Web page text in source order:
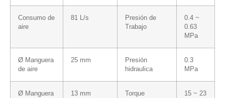
Consumo de
aire
81 L/s
Presión de
Trabajo
0.4 ~
0.63
MPa
Ø Manguera
de aire
25 mm
Presión
hidraulica
0.3
MPa
Ø Manguera
13 mm Torque
15 ~ 23